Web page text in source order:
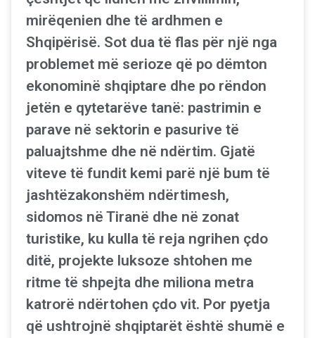
mirëqenien dhe të ardhmen e
Shqipërisë. Sot dua të flas për një nga
problemet më serioze që po dëmton
ekonominë shqiptare dhe po rëndon
jetën e qytetarëve tanë: pastrimin e
parave në sektorin e pasurive të
paluajtshme dhe në ndërtim. Gjatë
viteve të fundit kemi parë një bum të
jashtëzakonshëm ndërtimesh,
sidomos në Tiranë dhe në zonat
turistike, ku kulla të reja ngrihen çdo
ditë, projekte luksoze shtohen me
ritme të shpejta dhe miliona metra
katrorë ndërtohen çdo vit. Por pyetja
që ushtrojnë shqiptarët është shumë e